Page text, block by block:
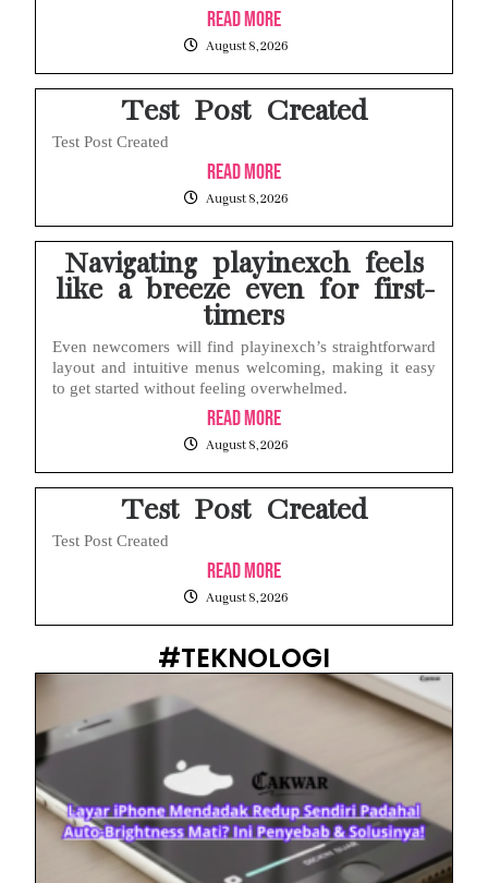
Read More
August 8, 2026
Test Post Created
Test Post Created
Read More
August 8, 2026
Navigating playinexch feels
like a breeze even for first-
timers
Even newcomers will find playinexch’s straightforward
layout and intuitive menus welcoming, making it easy
to get started without feeling overwhelmed.
Read More
August 8, 2026
Test Post Created
Test Post Created
Read More
August 8, 2026
#TEKNOLOGI